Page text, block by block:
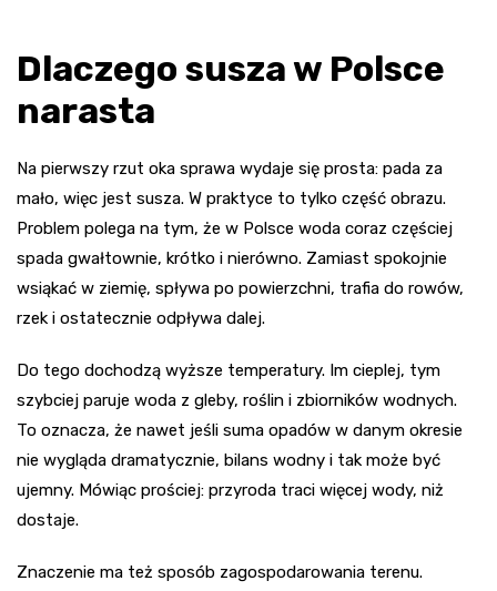
Dlaczego susza w Polsce
narasta
Na pierwszy rzut oka sprawa wydaje się prosta: pada za
mało, więc jest susza. W praktyce to tylko część obrazu.
Problem polega na tym, że w Polsce woda coraz częściej
spada gwałtownie, krótko i nierówno. Zamiast spokojnie
wsiąkać w ziemię, spływa po powierzchni, trafia do rowów,
rzek i ostatecznie odpływa dalej.
Do tego dochodzą wyższe temperatury. Im cieplej, tym
szybciej paruje woda z gleby, roślin i zbiorników wodnych.
To oznacza, że nawet jeśli suma opadów w danym okresie
nie wygląda dramatycznie, bilans wodny i tak może być
ujemny. Mówiąc prościej: przyroda traci więcej wody, niż
dostaje.
Znaczenie ma też sposób zagospodarowania terenu.